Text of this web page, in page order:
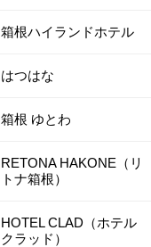
箱根ハイランドホテル
はつはな
箱根 ゆとわ
RETONA HAKONE（リ
トナ箱根）
HOTEL CLAD（ホテル
クラッド）